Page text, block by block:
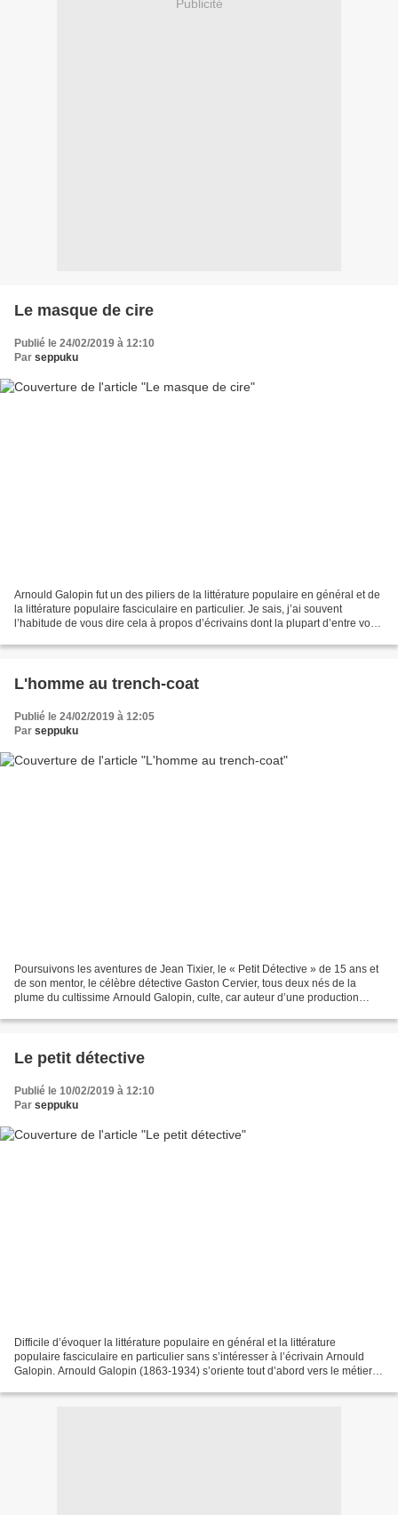
Publicité
Le masque de cire
Publié le 24/02/2019 à 12:10
Par seppuku
Arnould Galopin fut un des piliers de la littérature populaire en général et de
la littérature populaire fasciculaire en particulier. Je sais, j’ai souvent
l’habitude de vous dire cela à propos d’écrivains dont la plupart d’entre vous
L'homme au trench-coat
Publié le 24/02/2019 à 12:05
Par seppuku
Poursuivons les aventures de Jean Tixier, le « Petit Détective » de 15 ans et
de son mentor, le célèbre détective Gaston Cervier, tous deux nés de la
plume du cultissime Arnould Galopin, culte, car auteur d’une production
Le petit détective
Publié le 10/02/2019 à 12:10
Par seppuku
Difficile d’évoquer la littérature populaire en général et la littérature
populaire fasciculaire en particulier sans s’intéresser à l’écrivain Arnould
Galopin. Arnould Galopin (1863-1934) s’oriente tout d’abord vers le métier